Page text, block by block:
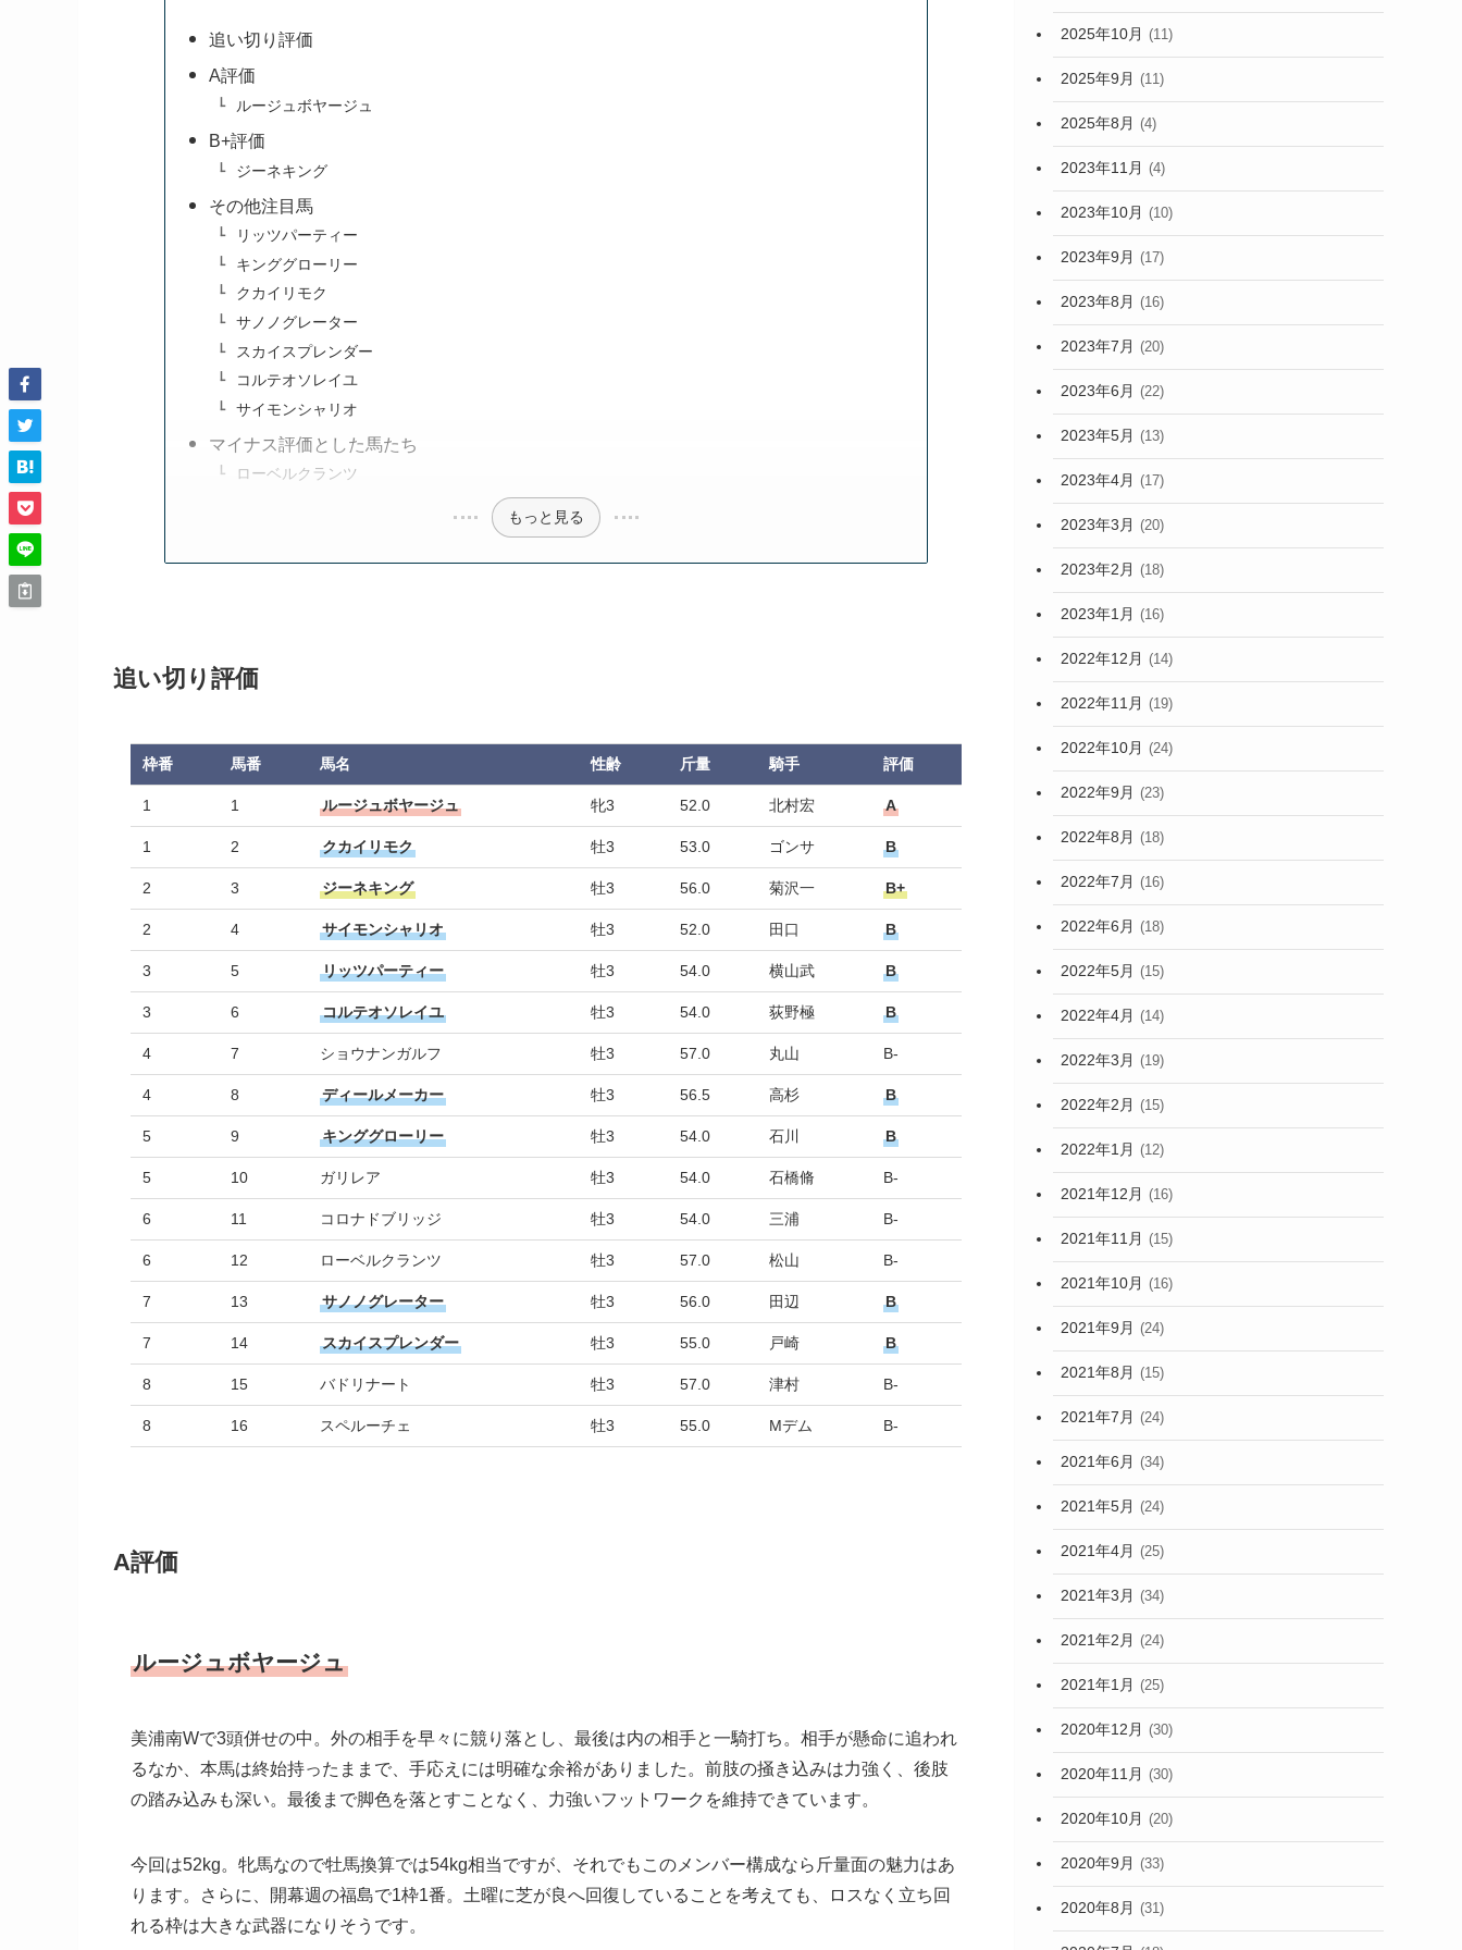
追い切り評価
A評価
ルージュボヤージュ
B+評価
ジーネキング
その他注目馬
リッツパーティー
キンググローリー
クカイリモク
サノノグレーター
スカイスプレンダー
コルテオソレイユ
サイモンシャリオ
マイナス評価とした馬たち
ローベルクランツ
もっと見る
追い切り評価
枠番 馬番 馬名 性齢 斤量 騎手 評価
1 1 ルージュボヤージュ 牝3 52.0 北村宏 A
1 2 クカイリモク 牡3 53.0 ゴンサ B
2 3 ジーネキング 牡3 56.0 菊沢一 B+
2 4 サイモンシャリオ 牡3 52.0 田口 B
3 5 リッツパーティー 牡3 54.0 横山武 B
3 6 コルテオソレイユ 牡3 54.0 荻野極 B
4 7 ショウナンガルフ 牡3 57.0 丸山 B-
4 8 ディールメーカー 牡3 56.5 高杉 B
5 9 キンググローリー 牡3 54.0 石川 B
5 10 ガリレア 牡3 54.0 石橋脩 B-
6 11 コロナドブリッジ 牡3 54.0 三浦 B-
6 12 ローベルクランツ 牡3 57.0 松山 B-
7 13 サノノグレーター 牡3 56.0 田辺 B
7 14 スカイスプレンダー 牡3 55.0 戸崎 B
8 15 バドリナート 牡3 57.0 津村 B-
8 16 スペルーチェ 牡3 55.0 Mデム B-
A評価
ルージュボヤージュ
美浦南Wで3頭併せの中。外の相手を早々に競り落とし、最後は内の相手と一騎打ち。相手が懸命に追われ
るなか、本馬は終始持ったままで、手応えには明確な余裕がありました。前肢の掻き込みは力強く、後肢
の踏み込みも深い。最後まで脚色を落とすことなく、力強いフットワークを維持できています。
今回は52kg。牝馬なので牡馬換算では54kg相当ですが、それでもこのメンバー構成なら斤量面の魅力はあ
ります。さらに、開幕週の福島で1枠1番。土曜に芝が良へ回復していることを考えても、ロスなく立ち回
れる枠は大きな武器になりそうです。
2025年10月 (11)
2025年9月 (11)
2025年8月 (4)
2023年11月 (4)
2023年10月 (10)
2023年9月 (17)
2023年8月 (16)
2023年7月 (20)
2023年6月 (22)
2023年5月 (13)
2023年4月 (17)
2023年3月 (20)
2023年2月 (18)
2023年1月 (16)
2022年12月 (14)
2022年11月 (19)
2022年10月 (24)
2022年9月 (23)
2022年8月 (18)
2022年7月 (16)
2022年6月 (18)
2022年5月 (15)
2022年4月 (14)
2022年3月 (19)
2022年2月 (15)
2022年1月 (12)
2021年12月 (16)
2021年11月 (15)
2021年10月 (16)
2021年9月 (24)
2021年8月 (15)
2021年7月 (24)
2021年6月 (34)
2021年5月 (24)
2021年4月 (25)
2021年3月 (34)
2021年2月 (24)
2021年1月 (25)
2020年12月 (30)
2020年11月 (30)
2020年10月 (20)
2020年9月 (33)
2020年8月 (31)